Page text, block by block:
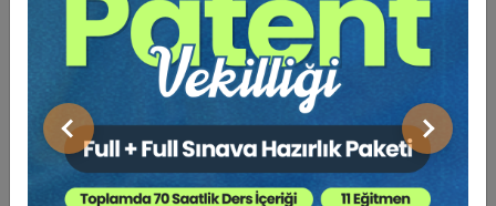
Önceki Sonraki
Hukuk Eğitim